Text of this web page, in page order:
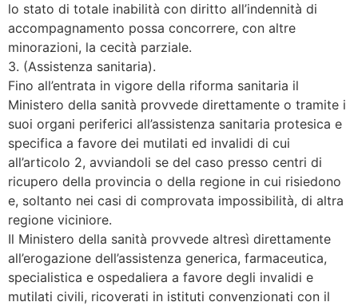
lo stato di totale inabilità con diritto all’indennità di
accompagnamento possa concorrere, con altre
minorazioni, la cecità parziale.
3. (Assistenza sanitaria).
Fino all’entrata in vigore della riforma sanitaria il
Ministero della sanità provvede direttamente o tramite i
suoi organi periferici all’assistenza sanitaria protesica e
specifica a favore dei mutilati ed invalidi di cui
all’articolo 2, avviandoli se del caso presso centri di
ricupero della provincia o della regione in cui risiedono
e, soltanto nei casi di comprovata impossibilità, di altra
regione viciniore.
Il Ministero della sanità provvede altresì direttamente
all’erogazione dell’assistenza generica, farmaceutica,
specialistica e ospedaliera a favore degli invalidi e
mutilati civili, ricoverati in istituti convenzionati con il